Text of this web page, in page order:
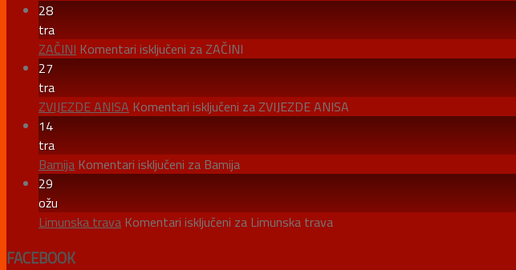
28
tra
ZAČINI Komentari isključeni za ZAČINI
27
tra
ZVIJEZDE ANISA Komentari isključeni za ZVIJEZDE ANISA
14
tra
Bamija Komentari isključeni za Bamija
29
ožu
Limunska trava Komentari isključeni za Limunska trava
FACEBOOK